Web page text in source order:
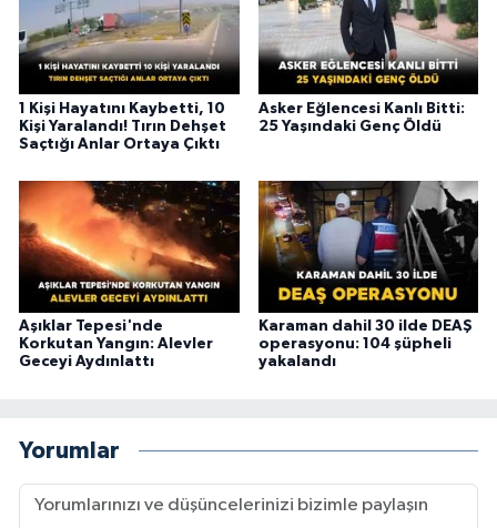
1 Kişi Hayatını Kaybetti, 10
Kişi Yaralandı! Tırın Dehşet
Saçtığı Anlar Ortaya Çıktı
Asker Eğlencesi Kanlı Bitti:
25 Yaşındaki Genç Öldü
Aşıklar Tepesi'nde
Korkutan Yangın: Alevler
Geceyi Aydınlattı
Karaman dahil 30 ilde DEAŞ
operasyonu: 104 şüpheli
yakalandı
Yorumlar